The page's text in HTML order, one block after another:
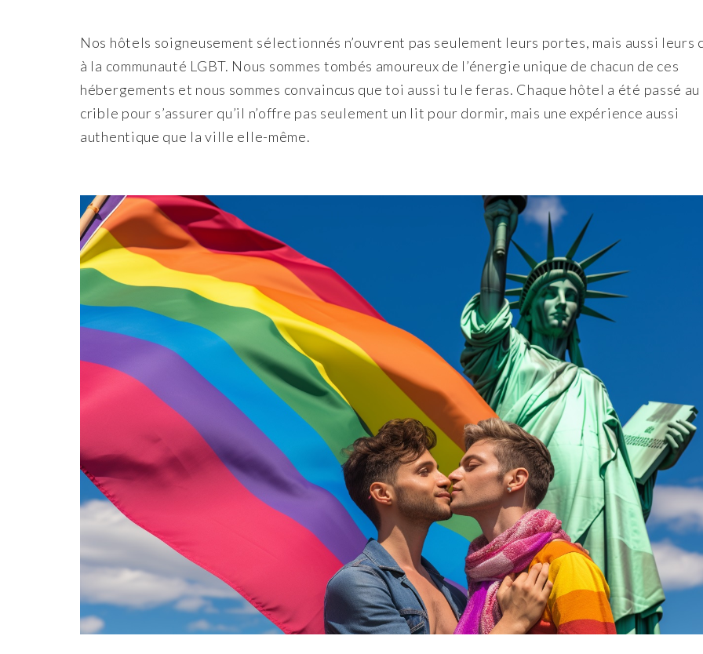
Nos hôtels soigneusement sélectionnés n’ouvrent pas seulement leurs portes, mais aussi leurs
à la communauté LGBT. Nous sommes tombés amoureux de l’énergie unique de chacun de ces
hébergements et nous sommes convaincus que toi aussi tu le feras. Chaque hôtel a été passé au
crible pour s’assurer qu’il n’offre pas seulement un lit pour dormir, mais une expérience aussi
authentique que la ville elle-même.